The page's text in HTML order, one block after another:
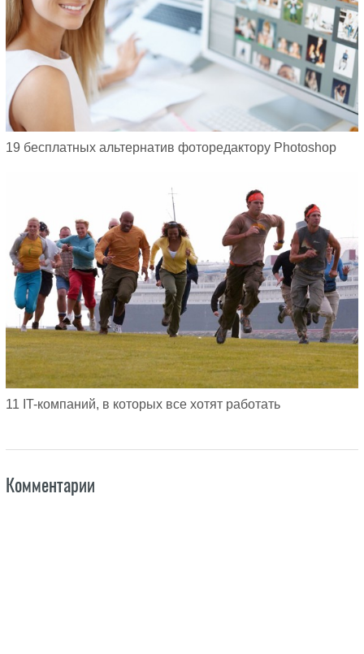
19 бесплатных альтернатив фоторедактору Photoshop
11 IT-компаний, в которых все хотят работать
Комментарии